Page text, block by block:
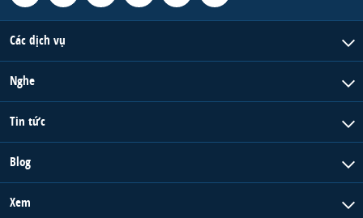
Các dịch vụ
Nghe
Tin tức
Blog
Xem